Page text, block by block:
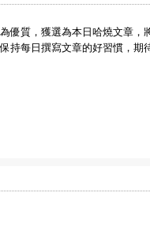
質，獲選為本日哈燒文章，
持每日撰寫文章的好習慣，期